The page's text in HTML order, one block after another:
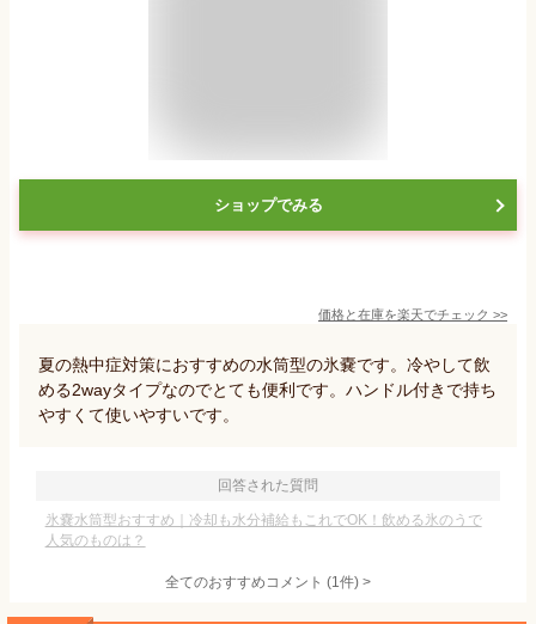
ショップでみる
価格と在庫を楽天でチェック >>
夏の熱中症対策におすすめの水筒型の氷嚢です。冷やして飲
める2wayタイプなのでとても便利です。ハンドル付きで持ち
やすくて使いやすいです。
回答された質問
氷嚢水筒型おすすめ｜冷却も水分補給もこれでOK！飲める氷のうで
人気のものは？
全てのおすすめコメント (1件) >